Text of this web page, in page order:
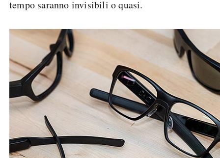
tempo saranno invisibili o quasi.